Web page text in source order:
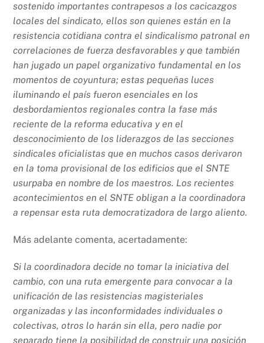
sostenido importantes contrapesos a los cacicazgos
locales del sindicato, ellos son quienes están en la
resistencia cotidiana contra el sindicalismo patronal en
correlaciones de fuerza desfavorables y que también
han jugado un papel organizativo fundamental en los
momentos de coyuntura; estas pequeñas luces
iluminando el país fueron esenciales en los
desbordamientos regionales contra la fase más
reciente de la reforma educativa y en el
desconocimiento de los liderazgos de las secciones
sindicales oficialistas que en muchos casos derivaron
en la toma provisional de los edificios que el SNTE
usurpaba en nombre de los maestros. Los recientes
acontecimientos en el SNTE obligan a la coordinadora
a repensar esta ruta democratizadora de largo aliento.
Más adelante comenta, acertadamente:
Si la coordinadora decide no tomar la iniciativa del
cambio, con una ruta emergente para convocar a la
unificación de las resistencias magisteriales
organizadas y las inconformidades individuales o
colectivas, otros lo harán sin ella, pero nadie por
separado tiene la posibilidad de construir una posición